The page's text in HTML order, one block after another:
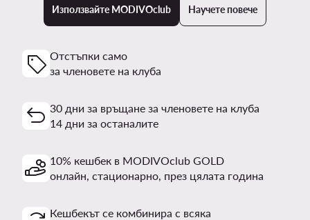
Използвайте MODIVOclub Научете повече
Отстъпки само
за членовете на клуба
30 дни за връщане за членовете на клуба
14 дни за останалите
10% кешбек в MODIVOclub GOLD
онлайн, стационарно, през цялата година
Кешбекът се комбинира с всяка